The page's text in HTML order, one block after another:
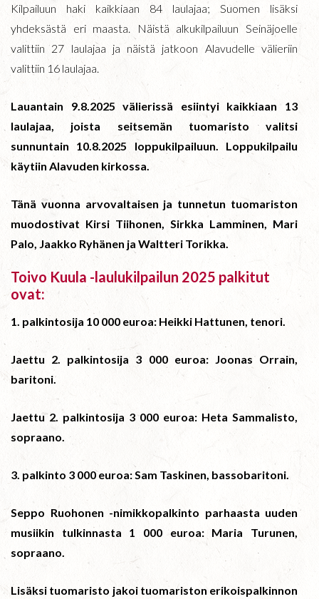
Kilpailuun haki kaikkiaan 84 laulajaa; Suomen lisäksi
yhdeksästä eri maasta. Näistä alkukilpailuun Seinäjoelle
valittiin 27 laulajaa ja näistä jatkoon Alavudelle välieriin
valittiin 16 laulajaa.
Lauantain 9.8.2025 välierissä esiintyi kaikkiaan 13
laulajaa, joista seitsemän tuomaristo valitsi
sunnuntain 10.8.2025 loppukilpailuun. Loppukilpailu
käytiin Alavuden kirkossa.
Tänä vuonna arvovaltaisen ja tunnetun tuomariston
muodostivat Kirsi Tiihonen, Sirkka Lamminen, Mari
Palo, Jaakko Ryhänen ja Waltteri Torikka.
Toivo Kuula -laulukilpailun 2025 palkitut
ovat:
1. palkintosija 10 000 euroa: Heikki Hattunen, tenori.
Jaettu 2. palkintosija 3 000 euroa: Joonas Orrain,
baritoni.
Jaettu 2. palkintosija 3 000 euroa: Heta Sammalisto,
sopraano.
3. palkinto 3 000 euroa: Sam Taskinen, bassobaritoni.
Seppo Ruohonen -nimikkopalkinto parhaasta uuden
musiikin tulkinnasta 1 000 euroa: Maria Turunen,
sopraano.
Lisäksi tuomaristo jakoi tuomariston erikoispalkinnon